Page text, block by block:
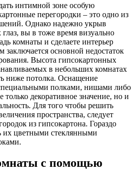
интимной зоне особую
перегородки – это одно из
Однако надежно укрыв
вы в тоже время визуально
комнаты и сделаете интерьер
основной недостаток
Высота гипсокартонных
в небольших комнатах
ниже потолка. Оснащение
полками, нишами либо
только декоративное значение, но и
Для того чтобы решить
пространства, следует
из гипсокартона. Гораздо
их цветными стеклянными
с помощью